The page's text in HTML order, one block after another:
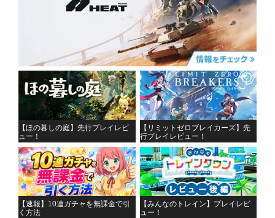
【ほの暮しの庭】先行プレイレビ
ュー！
【リミットゼロブレイカーズ】先
行プレイレビュー！
【速報】10連ガチャを無課金で引
く方法
【みんなのトレイン】プレイレビ
ュー！